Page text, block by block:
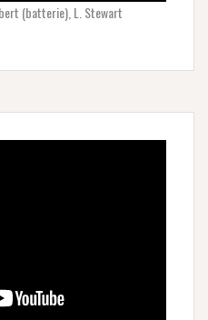
(batterie), L. Stewart